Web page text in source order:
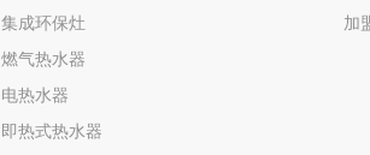
集成环保灶
燃气热水器
电热水器
即热式热水器
加